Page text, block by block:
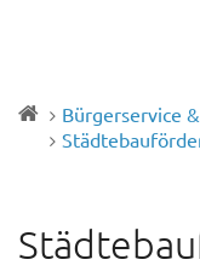
Bürgerservice